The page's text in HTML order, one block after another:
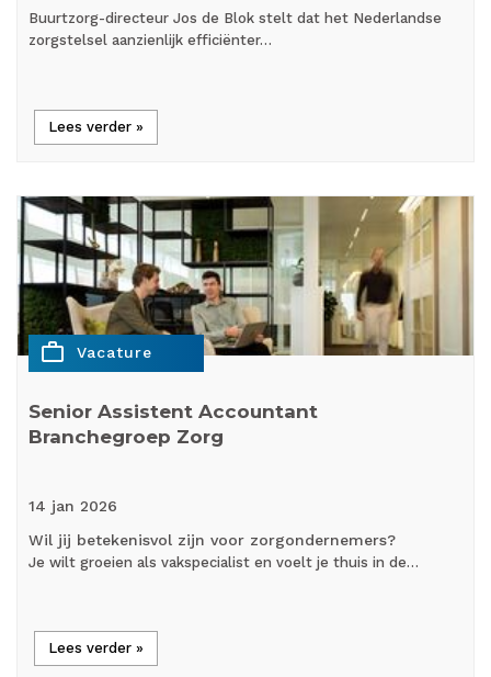
Buurtzorg-directeur Jos de Blok stelt dat het Nederlandse
zorgstelsel aanzienlijk efficiënter…
Lees verder »
work_outline Vacature
Senior Assistent Accountant
Branchegroep Zorg
14 jan 2026
Wil jij betekenisvol zijn voor zorgondernemers?
Je wilt groeien als vakspecialist en voelt je thuis in de…
Lees verder »